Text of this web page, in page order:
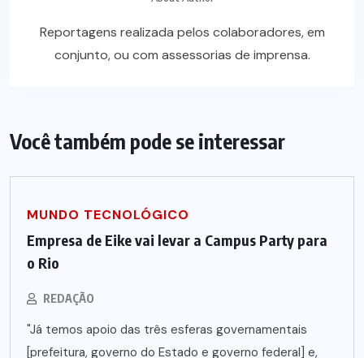
Reportagens realizada pelos colaboradores, em
conjunto, ou com assessorias de imprensa.
Você também pode se interessar
MUNDO TECNOLÓGICO
Empresa de Eike vai levar a Campus Party para
o Rio
REDAÇÃO
"Já temos apoio das três esferas governamentais
[prefeitura, governo do Estado e governo federal] e,